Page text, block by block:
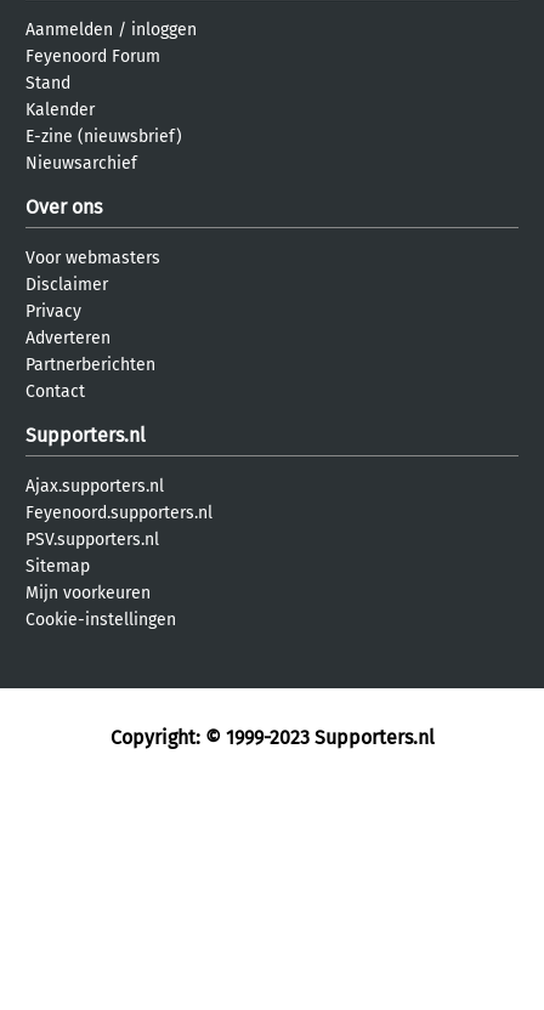
Aanmelden / inloggen
Feyenoord Forum
Stand
Kalender
E-zine (nieuwsbrief)
Nieuwsarchief
Over ons
Voor webmasters
Disclaimer
Privacy
Adverteren
Partnerberichten
Contact
Supporters.nl
Ajax.supporters.nl
Feyenoord.supporters.nl
PSV.supporters.nl
Sitemap
Mijn voorkeuren
Cookie-instellingen
Copyright: © 1999-2023 Supporters.nl